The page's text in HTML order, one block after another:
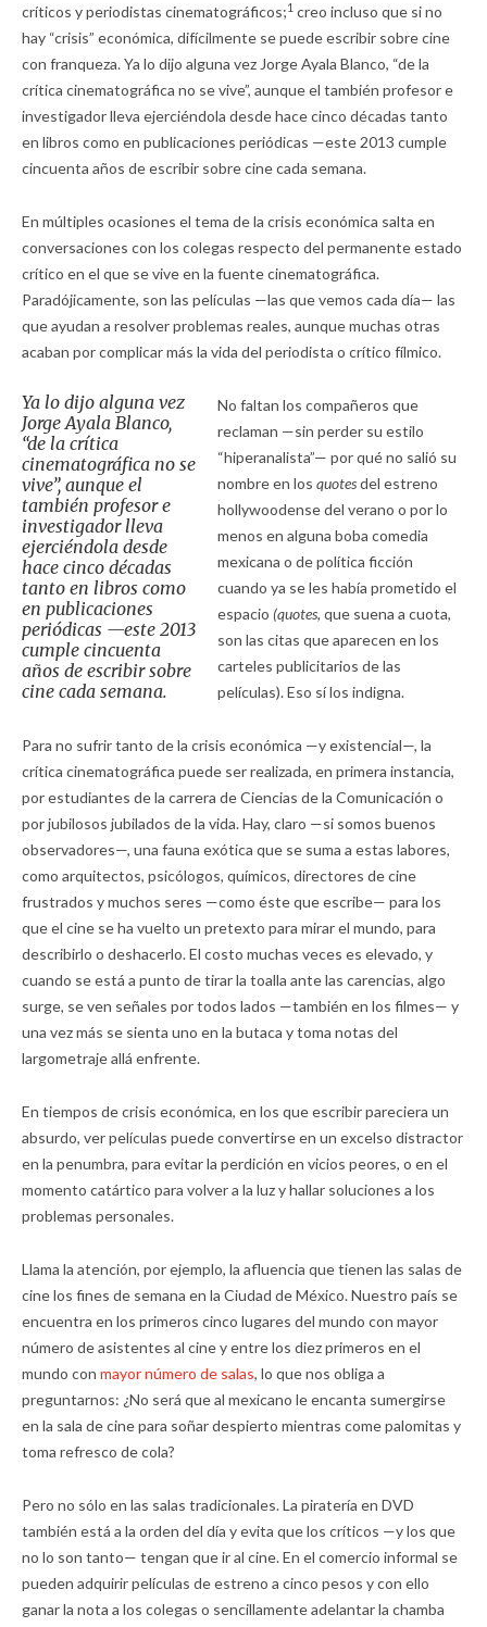
críticos y periodistas cinematográficos;1 creo incluso que si no
hay “crisis” económica, difícilmente se puede escribir sobre cine
con franqueza. Ya lo dijo alguna vez Jorge Ayala Blanco, “de la
crítica cinematográfica no se vive”, aunque el también profesor e
investigador lleva ejerciéndola desde hace cinco décadas tanto
en libros como en publicaciones periódicas —este 2013 cumple
cincuenta años de escribir sobre cine cada semana.
En múltiples ocasiones el tema de la crisis económica salta en
conversaciones con los colegas respecto del permanente estado
crítico en el que se vive en la fuente cinematográfica.
Paradójicamente, son las películas —las que vemos cada día— las
que ayudan a resolver problemas reales, aunque muchas otras
acaban por complicar más la vida del periodista o crítico fílmico.
Ya lo dijo alguna vez
Jorge Ayala Blanco,
“de la crítica
cinematográfica no se
vive”, aunque el
también profesor e
investigador lleva
ejerciéndola desde
hace cinco décadas
tanto en libros como
en publicaciones
periódicas —este 2013
cumple cincuenta
años de escribir sobre
cine cada semana.
No faltan los compañeros que
reclaman —sin perder su estilo
“hiperanalista”— por qué no salió su
nombre en los quotesdel estreno
hollywoodense del verano o por lo
menos en alguna boba comedia
mexicana o de política ficción
cuando ya se les había prometido el
espacio (quotes, que suena a cuota,
son las citas que aparecen en los
carteles publicitarios de las
películas). Eso sí los indigna.
Para no sufrir tanto de la crisis económica —y existencial—, la
crítica cinematográfica puede ser realizada, en primera instancia,
por estudiantes de la carrera de Ciencias de la Comunicación o
por jubilosos jubilados de la vida. Hay, claro —si somos buenos
observadores—, una fauna exótica que se suma a estas labores,
como arquitectos, psicólogos, químicos, directores de cine
frustrados y muchos seres —como éste que escribe— para los
que el cine se ha vuelto un pretexto para mirar el mundo, para
describirlo o deshacerlo. El costo muchas veces es elevado, y
cuando se está a punto de tirar la toalla ante las carencias, algo
surge, se ven señales por todos lados —también en los filmes— y
una vez más se sienta uno en la butaca y toma notas del
largometraje allá enfrente.
En tiempos de crisis económica, en los que escribir pareciera un
absurdo, ver películas puede convertirse en un excelso distractor
en la penumbra, para evitar la perdición en vicios peores, o en el
momento catártico para volver a la luz y hallar soluciones a los
problemas personales.
Llama la atención, por ejemplo, la afluencia que tienen las salas de
cine los fines de semana en la Ciudad de México. Nuestro país se
encuentra en los primeros cinco lugares del mundo con mayor
número de asistentes al cine y entre los diez primeros en el
mundo con mayor número de salas, lo que nos obliga a
preguntarnos: ¿No será que al mexicano le encanta sumergirse
en la sala de cine para soñar despierto mientras come palomitas y
toma refresco de cola?
Pero no sólo en las salas tradicionales. La piratería en DVD
también está a la orden del día y evita que los críticos —y los que
no lo son tanto— tengan que ir al cine. En el comercio informal se
pueden adquirir películas de estreno a cinco pesos y con ello
ganar la nota a los colegas o sencillamente adelantar la chamba